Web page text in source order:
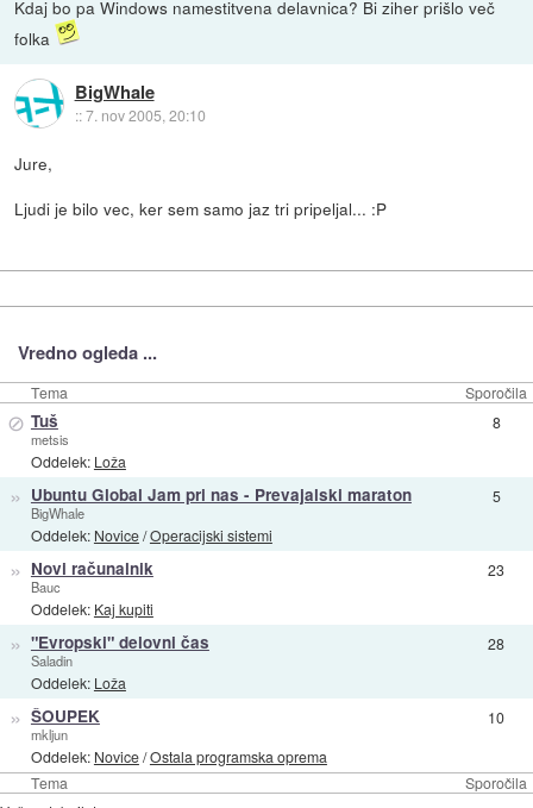
Kdaj bo pa Windows namestitvena delavnica? Bi ziher prišlo več
folka
BigWhale
::7. nov 2005, 20:10
Jure,
Ljudi je bilo vec, ker sem samo jaz tri pripeljal... :P
Vredno ogleda ...
Tema Sporočila
Tema Sporočila
⊘ Tuš
metsis
Oddelek: Loža
8
» Ubuntu Global Jam pri nas - Prevajalski maraton
BigWhale
Oddelek: Novice/Operacijski sistemi
5
» Novi računalnik
Bauc
Oddelek: Kaj kupiti
23
» "Evropski" delovni čas
Saladin
Oddelek: Loža
28
» ŠOUPEK
mkljun
Oddelek: Novice/Ostala programska oprema
10